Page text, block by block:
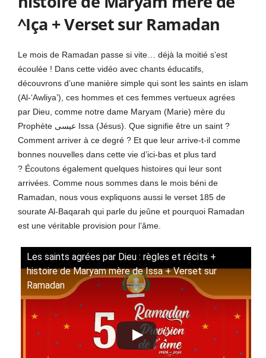
^Iça + Verset sur Ramadan
Le mois de Ramadan passe si vite… déjà la moitié s’est
écoulée ! Dans cette vidéo avec chants éducatifs,
découvrons d’une manière simple qui sont les saints en islam
(Al-‘Awliya’), ces hommes et ces femmes vertueux agrées
par Dieu, comme notre dame Maryam (Marie) mère du
Prophète عيسى Issa (Jésus). Que signifie être un saint ?
Comment arriver à ce degré ? Et que leur arrive-t-il comme
bonnes nouvelles dans cette vie d’ici-bas et plus tard
? Écoutons également quelques histoires qui leur sont
arrivées. Comme nous sommes dans le mois béni de
Ramadan, nous vous expliquons aussi le verset 185 de
sourate Al-Baqarah qui parle du jeûne et pourquoi Ramadan
est une véritable provision pour l’âme.
Les saints agrées par Dieu : règles et récits +
histoire de Maryam mère de Issa + Verset sur
Ramadan